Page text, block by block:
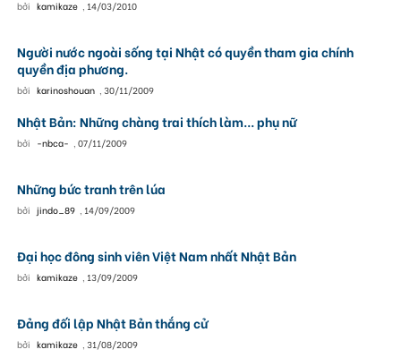
bởi kamikaze , 14/03/2010
Người nước ngoài sống tại Nhật có quyền tham gia chính
quyền địa phương.
bởi karinoshouan , 30/11/2009
Nhật Bản: Những chàng trai thích làm... phụ nữ
bởi -nbca- , 07/11/2009
Những bức tranh trên lúa
bởi jindo_89 , 14/09/2009
Đại học đông sinh viên Việt Nam nhất Nhật Bản
bởi kamikaze , 13/09/2009
Đảng đối lập Nhật Bản thắng cử
bởi kamikaze , 31/08/2009